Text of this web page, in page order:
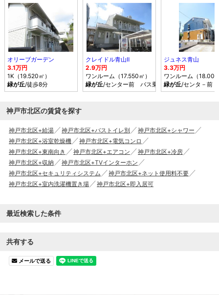
オリーブガーデン
3.1万円
1K（19.520㎡）
緑が丘/徒歩8分
クレイドル青山Ⅱ
2.9万円
ワンルーム（17.550㎡）
緑が丘/センター前 バス乗車時間3分 停歩7分
ジュネス青山
3.3万円
ワンルーム（
緑が丘/センタ－前
神戸市北区の賃貸を探す
神戸市北区+給湯 神戸市北区+バストイレ別
神戸市北区+シャワー
神戸市北区+浴室乾燥機
神戸市北区+電気コンロ
神戸市北区+東南向き
神戸市北区+エアコン
神戸市北区+冷房
神戸市北区+収納
神戸市北区+TVインターホン
神戸市北区+セキュリティシステム
神戸市北区+ネット使用料不要
神戸市北区+室内洗濯機置き場
神戸市北区+即入居可
最近検索した条件
共有する
メールで送る